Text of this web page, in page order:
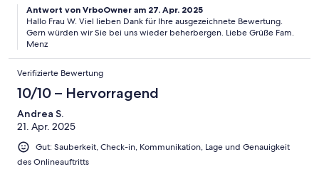
kommenUnterkunft hat sehr
Antwort von VrboOwner am 27. Apr. 2025
Hallo Frau W. Viel lieben Dank für Ihre ausgezeichnete Bewertung.
Gern würden wir Sie bei uns wieder beherbergen. Liebe Grüße Fam.
Menz
Verifizierte Bewertung
10/10 – Hervorragend
Andrea S.
21. Apr. 2025
Gut: Sauberkeit, Check-in, Kommunikation, Lage und Genauigkeit
des Onlineauftritts